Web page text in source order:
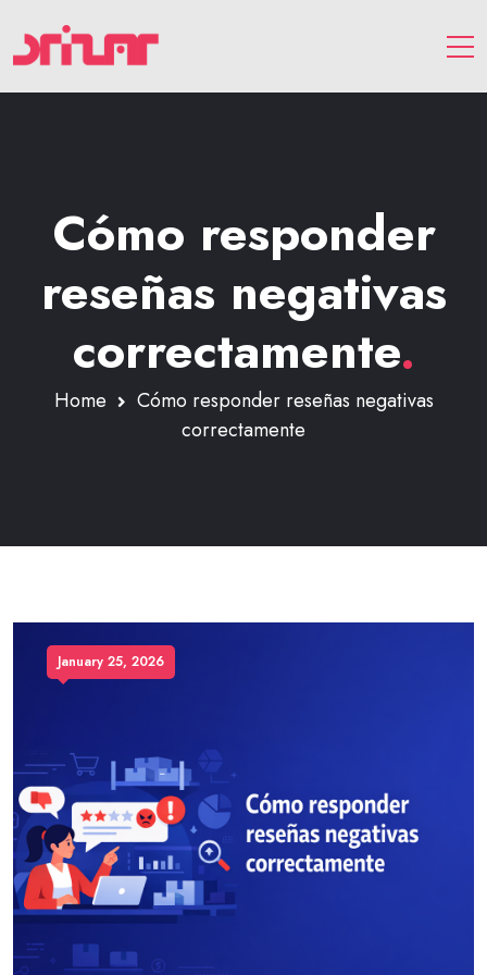
Cómo responder
reseñas negativas
correctamente.
Home
Cómo responder reseñas negativas
correctamente
January 25, 2026